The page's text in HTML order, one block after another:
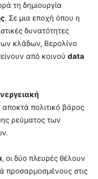
τη δημιουργία
. Σε μια εποχή όπου η
δυνατότητες
κλάδων, Βερολίνο
από κοινού data
πολιτικό βάρος
ρεύματος των
, οι δύο πλευρές θέλουν
προσαρμοσμένους στις